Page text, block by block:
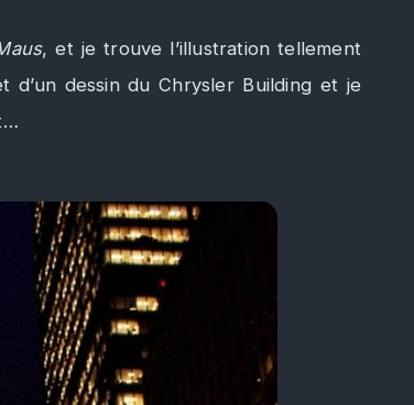
, et je trouve l’illustration tellement
d’un dessin du Chrysler Building et je